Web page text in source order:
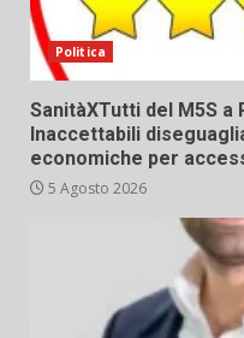
Politica
SanitàXTutti del M5S a
Inaccettabili
economiche per
5 Agosto 2026